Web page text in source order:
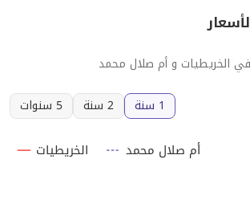
الخريطيات و أم صلال محمد
1 سنة
2 سنة 5 سنوات
الخريطيات أم صلال محمد